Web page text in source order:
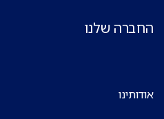
החברה שלנו
אודותינו